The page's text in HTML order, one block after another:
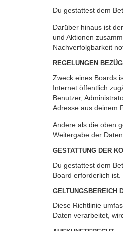
Du gestattest dem
Darüber hinaus ist
und Aktionen
Nachverfolgbarkeit
REGELUNGEN
Zweck eines Boards
Internet öffentlich
Benutzer,
Adresse aus deinem
Andere als die oben
Weitergabe der
GESTATTUNG DER
Du gestattest dem
Board erforderlich
GELTUNGSBEREICH
Diese Richtlinie
Daten verarbeitet,